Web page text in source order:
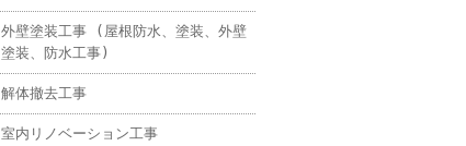
外壁塗装工事 (屋根防水、塗装、外壁
塗装、防水工事)
解体撤去工事
室内リノベーション工事